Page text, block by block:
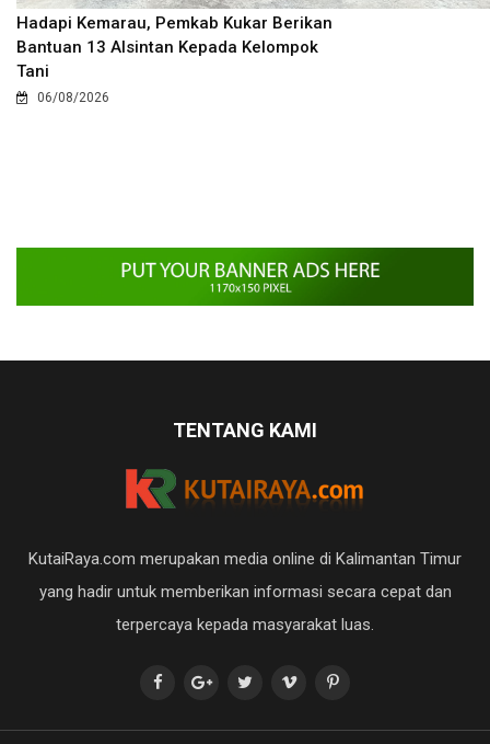
Hadapi Kemarau, Pemkab Kukar Berikan
Bantuan 13 Alsintan Kepada Kelompok
Tani
06/08/2026
TENTANG KAMI
KutaiRaya.com merupakan media online di Kalimantan Timur
yang hadir untuk memberikan informasi secara cepat dan
terpercaya kepada masyarakat luas.